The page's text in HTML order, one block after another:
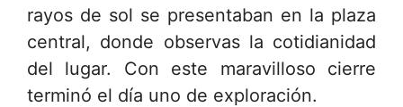
rayos de sol se presentaban en la plaza
central, donde observas la cotidianidad
del lugar. Con este maravilloso cierre
terminó el día uno de exploración.